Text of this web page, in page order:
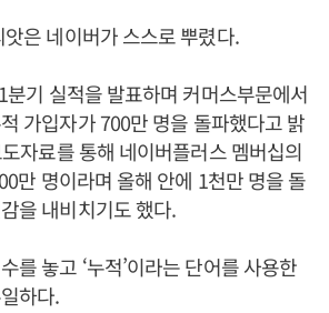
은 네이버가 스스로 뿌렸다.
기 실적을 발표하며 커머스부문에서
가입자가 700만 명을 돌파했다고 밝
자료를 통해 네이버플러스 멤버십의
만 명이라며 올해 안에 1천만 명을 돌
을 내비치기도 했다.
를 놓고 ‘누적’이라는 단어를 사용한
하다.